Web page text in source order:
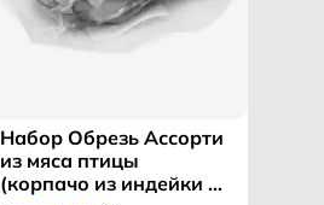
Набор Обрезь Ассорти
из мяса птицы
(корпачо из индейки с/